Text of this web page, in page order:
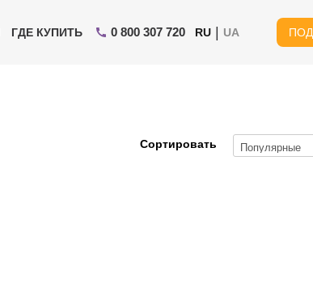
ГДЕ КУПИТЬ 0 800 307 720 RU | UA
Сортировать